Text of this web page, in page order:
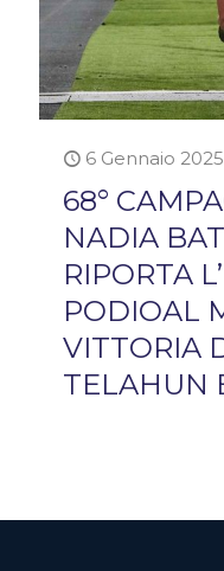
6 Gennaio 2025
68°
NADIA
RIPORTA
PODIOAL
VITTORIA
TELAHUN